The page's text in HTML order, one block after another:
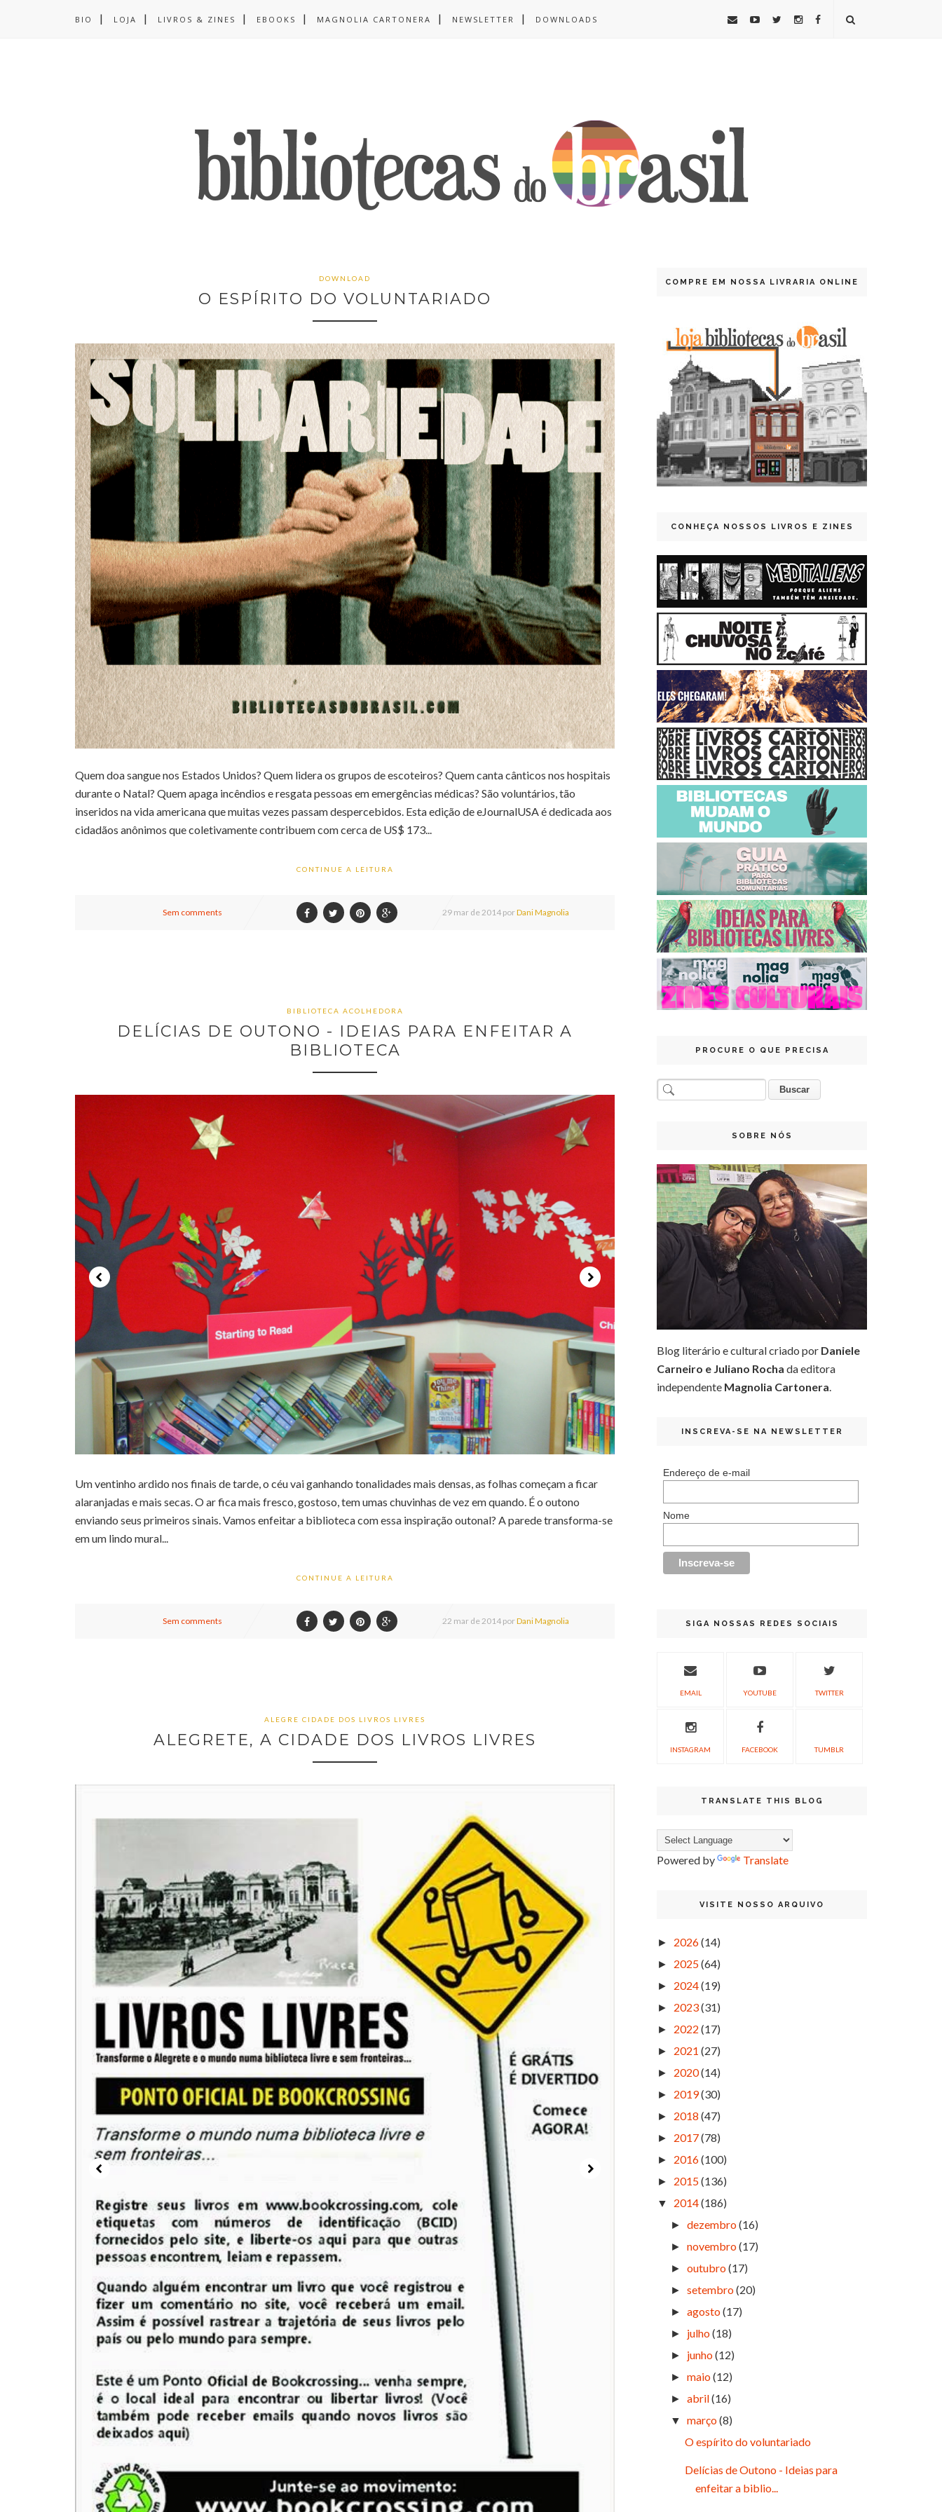
BIO LOJA LIVROS & ZINES EBOOKS MAGNOLIA CARTONERA NEWSLETTER DOWNLOADS
DOWNLOAD
O ESPÍRITO DO VOLUNTARIADO
Quem doa sangue nos Estados Unidos? Quem lidera os grupos de escoteiros? Quem canta cânticos nos hospitais
durante o Natal? Quem apaga incêndios e resgata pessoas em emergências médicas? São voluntários, tão
inseridos na vida americana que muitas vezes passam despercebidos. Esta edição de eJournalUSA é dedicada aos
cidadãos anônimos que coletivamente contribuem com cerca de US$ 173...
CONTINUE A LEITURA
Sem comments 29 mar de 2014 porDani Magnolia
BIBLIOTECA ACOLHEDORA
DELÍCIAS DE OUTONO - IDEIAS PARA ENFEITAR A
BIBLIOTECA
Um ventinho ardido nos finais de tarde, o céu vai ganhando tonalidades mais densas, as folhas começam a ficar
alaranjadas e mais secas. O ar fica mais fresco, gostoso, tem umas chuvinhas de vez em quando. É o outono
enviando seus primeiros sinais. Vamos enfeitar a biblioteca com essa inspiração outonal? A parede transforma-se
em um lindo mural...
CONTINUE A LEITURA
Sem comments 22 mar de 2014 porDani Magnolia
ALEGRE CIDADE DOS LIVROS LIVRES
ALEGRETE, A CIDADE DOS LIVROS LIVRES
COMPRE EM NOSSA LIVRARIA ONLINE
CONHEÇA NOSSOS LIVROS E ZINES
PROCURE O QUE PRECISA
SOBRE NÓS
Blog literário e cultural criado por Daniele
Carneiro e Juliano Rocha da editora
independente Magnolia Cartonera.
INSCREVA-SE NA NEWSLETTER
Endereço de e-mail
Nome
SIGA NOSSAS REDES SOCIAIS
EMAIL YOUTUBE TWITTER
INSTAGRAM FACEBOOK TUMBLR
TRANSLATE THIS BLOG
Powered by Translate
VISITE NOSSO ARQUIVO
► 2026(14)
► 2025(64)
► 2024(19)
► 2023(31)
► 2022 (17)
► 2021 (27)
► 2020(14)
► 2019(30)
► 2018 (47)
► 2017(78)
► 2016(100)
► 2015(136)
▼ 2014(186)
►dezembro(16)
►novembro(17)
►outubro(17)
►setembro(20)
►agosto(17)
► julho(18)
► junho(12)
►maio(12)
►abril(16)
▼ março(8)
O espírito do voluntariado
Delícias de Outono - Ideias para
enfeitar a biblio...